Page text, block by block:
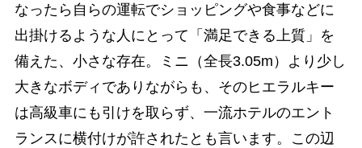
なったら自らの運転でショッピングや食事などに
出掛けるような人にとって「満足できる上質」を
備えた、小さな存在。ミニ（全長3.05m）より少し
大きなボディでありながらも、そのヒエラルキー
は高級車にも引けを取らず、一流ホテルのエント
ランスに横付けが許されたとも言います。この辺